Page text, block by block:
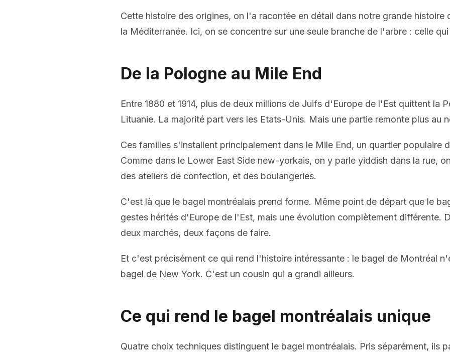
Cette histoire des origines, on l'a racontée en détail dans notre grande histoire
la Méditerranée. Ici, on se concentre sur une seule branche de l'arbre : celle
De la Pologne au Mile End
Entre 1880 et 1914, plus de deux millions de Juifs d'Europe de l'Est quittent la
Lituanie. La majorité part vers les Etats-Unis. Mais une partie remonte plus au
Ces familles s'installent principalement dans le Mile End, un quartier populaire
Comme dans le Lower East Side new-yorkais, on y parle yiddish dans la rue,
des ateliers de confection, et des boulangeries.
C'est là que le bagel montréalais prend forme. Même point de départ que le
gestes hérités d'Europe de l'Est, mais une évolution complètement différente.
deux marchés, deux façons de faire.
Et c'est précisément ce qui rend l'histoire intéressante : le bagel de Montréal
bagel de New York. C'est un cousin qui a grandi ailleurs.
Ce qui rend le bagel montréalais unique
Quatre choix techniques distinguent le bagel montréalais. Pris séparément, ils